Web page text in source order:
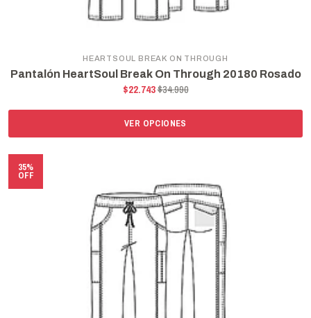
HEARTSOUL BREAK ON THROUGH
Pantalón HeartSoul Break On Through 20180 Rosado
$22.743$34.990
VER OPCIONES
35%
OFF